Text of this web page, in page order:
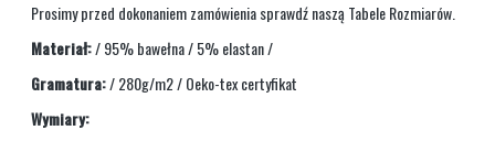
Prosimy przed dokonaniem zamówienia sprawdź naszą Tabele Rozmiarów.
Materiał:/ 95% bawełna / 5% elastan /
Gramatura:/ 280g/m2 / Oeko-tex certyfikat
Wymiary: